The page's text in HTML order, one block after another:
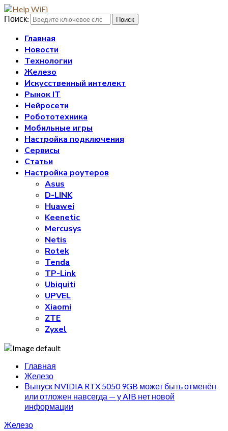
Поиск: Поиск
Главная
Новости
Технологии
Железо
Искусственный интелект
Рынок IT
Нейросети
Робототехника
Мобильные игры
Настройка подключения
Сервисы
Статьи
Настройка роутеров
Asus
D-LINK
Huawei
Keenetic
Mercusys
Netis
Rotek
Tenda
TP-Link
Ubiquiti
UPVEL
Xiaomi
ZTE
Zyxel
Главная
Железо
Выпуск NVIDIA RTX 5050 9GB может быть отменён
или отложен навсегда — у AIB нет новой
информации
Железо